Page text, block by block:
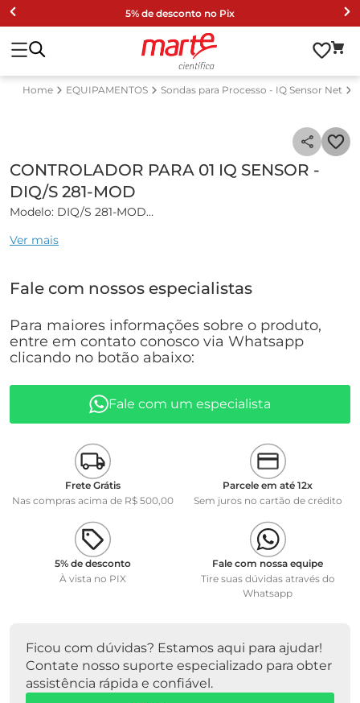
5% de desconto no Pix
EQUIPAMENTOS Sondas para Processo - IQ Sensor Net
CONTROLADOR PARA 01 IQ SENSOR -
DIQ/S 281-MOD
Modelo: DIQ/S 281-MOD
Controlador para 1 sensor com Modbus RTU Dual IQ/System
Modbus RTU e 2 relés.
Referência: 472105
Marca WTW
Ver mais
Fale com nossos especialistas
Para maiores informações sobre o produto,
entre em contato conosco via Whatsapp
clicando no botão abaixo:
Fale com um especialista
Frete Grátis
Nas compras acima de R$ 500,00
Parcele em até 12x
Sem juros no cartão de crédito
5% de desconto
À vista no PIX
Fale com nossa equipe
Tire suas dúvidas através do
Whatsapp
Ficou com dúvidas? Estamos aqui para ajudar!
Contate nosso suporte especializado para obter
assistência rápida e confiável.